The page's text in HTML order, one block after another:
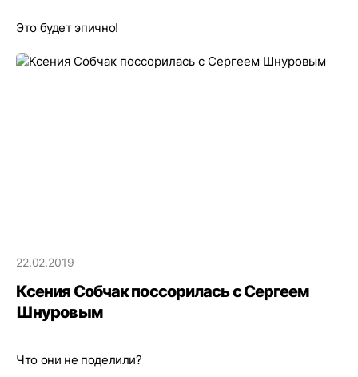
Это будет эпично!
22.02.2019
Ксения Собчак поссорилась с Сергеем
Шнуровым
Что они не поделили?